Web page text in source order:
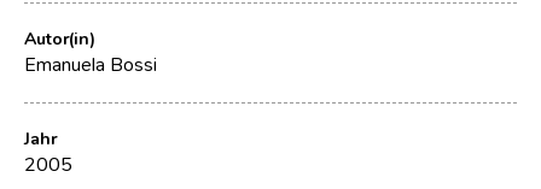
Autor(in)
Emanuela Bossi
Jahr
2005